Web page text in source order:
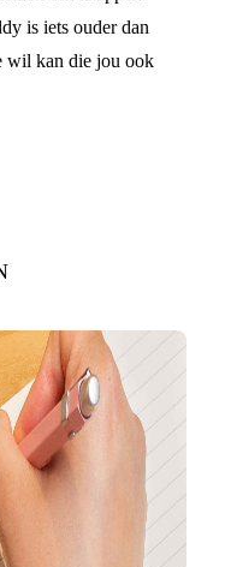
is iets ouder dan
wil kan die jou ook